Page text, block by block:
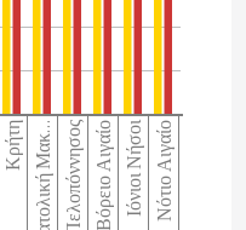
Κρήτη Ανατολική Μακ…ΠελοπόννησοςΒόρειο ΑιγαίοΙόνιοι ΝήσοιΝότιο Αιγαίο